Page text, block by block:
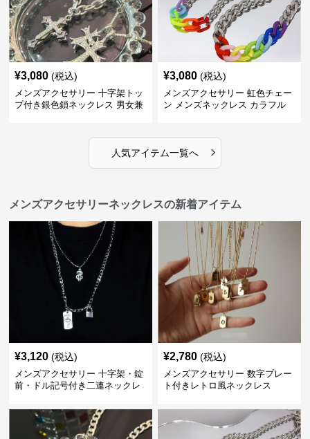
¥3,080 (税込)
メンズアクセサリー 十字架トッ
プ付き銀色鎖ネックレス 男女兼
¥3,080 (税込)
メンズアクセサリー 虹色チェー
ン メンズネックレス カラフル
人気アイテム一覧へ ›
メンズアクセサリーネックレスの新着アイテム
¥3,120 (税込)
メンズアクセサリー 十字架・錠
前・ドル記号付き二連ネックレ
¥2,780 (税込)
メンズアクセサリー 数字プレー
ト付きレトロ風ネックレス